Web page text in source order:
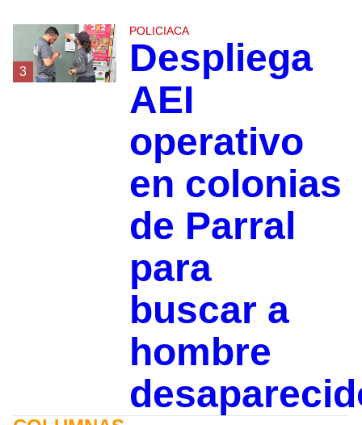
3
POLICIACA
Despliega
AEI
operativo
en colonias
de Parral
para
buscar a
hombre